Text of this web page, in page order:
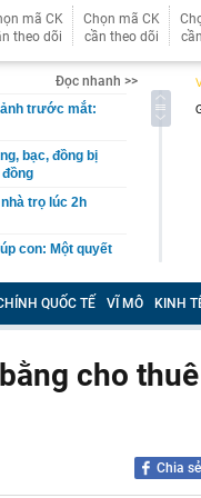
mã CK
theo dõi
Chọn mã CK
cần theo dõi
Đọc nhanh >>
trước mắt:
bạc, đồng bị
trọ lúc 2h
con: Một quyết
đưa vào khai
cho chồng tổng
trời? Mục đích
QUỐC TẾ VĨ MÔ KINH
cho thuê
Chia sẻ